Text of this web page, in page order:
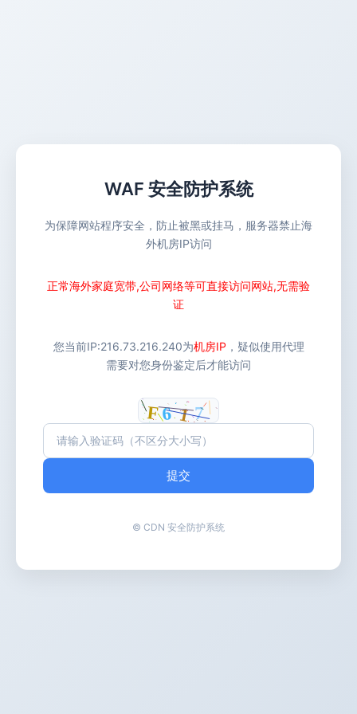
WAF 安全防护系统
为保障网站程序安全，防止被黑或挂马，服务器禁止海
外机房IP访问
正常海外家庭宽带,公司网络等可直接访问网站,无需验
证
您当前IP:216.73.216.240为机房IP ，疑似使用代理
需要对您身份鉴定后才能访问
提交
© CDN 安全防护系统